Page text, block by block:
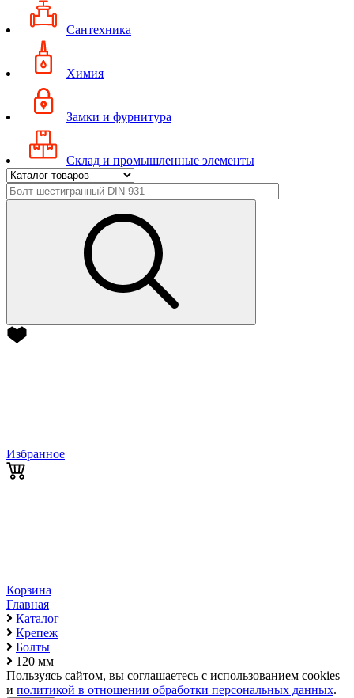
Сантехника
Химия
Замки и фурнитура
Склад и промышленные элементы
Избранное
Корзина
Главная
Каталог
Крепеж
Болты
120 мм
Пользуясь сайтом, вы соглашаетесь с использованием cookies
и политикой в отношении обработки персональных данных.